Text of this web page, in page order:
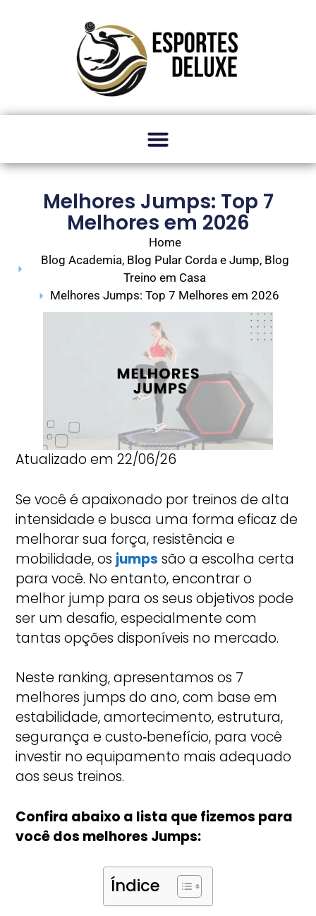
Melhores Jumps: Top 7
Melhores em 2026
Home
Blog Academia, Blog Pular Corda e Jump, Blog
Treino em Casa
Melhores Jumps: Top 7 Melhores em 2026
Atualizado em 22/06/26
Se você é apaixonado por treinos de alta
intensidade e busca uma forma eficaz de
melhorar sua força, resistência e
mobilidade, os jumps são a escolha certa
para você. No entanto, encontrar o
melhor jump para os seus objetivos pode
ser um desafio, especialmente com
tantas opções disponíveis no mercado.
Neste ranking, apresentamos os 7
melhores jumps do ano, com base em
estabilidade, amortecimento, estrutura,
segurança e custo‑benefício, para você
investir no equipamento mais adequado
aos seus treinos.
Confira abaixo a lista que fizemos para
você dos melhores Jumps:
Índice